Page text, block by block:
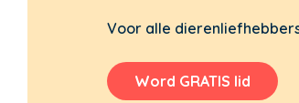
Voor alle
Word GRATIS lid